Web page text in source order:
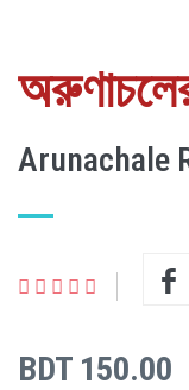
Arunachale
BDT 150.00